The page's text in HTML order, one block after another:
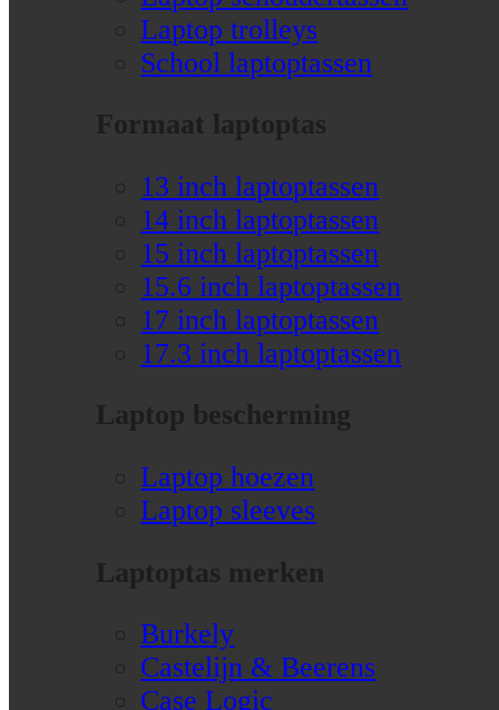
Laptop trolleys
School laptoptassen
Formaat laptoptas
13 inch laptoptassen
14 inch laptoptassen
15 inch laptoptassen
15.6 inch laptoptassen
17 inch laptoptassen
17.3 inch laptoptassen
Laptop bescherming
Laptop hoezen
Laptop sleeves
Laptoptas merken
Burkely
Castelijn & Beerens
Case Logic